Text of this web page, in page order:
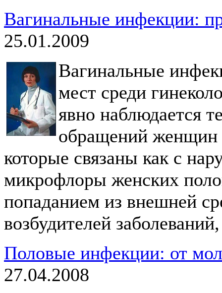
Вагинальные инфекции:
25.01.2009
Вагинальные
мест среди
явно наблюдается
обращений женщин
которые связаны как с
микрофлоры женских
попаданием из внешней
возбудителей
Половые инфекции: от
27.04.2008